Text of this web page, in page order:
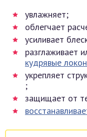
увлажняет;
облегчает
усиливает
разглаживает
кудрявые
укрепляет
;
защищает от